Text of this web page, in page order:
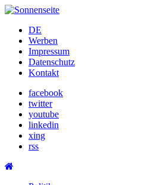
Skip
contentDE
Werben
Impressum
Datenschutz
Kontakt
facebook
twitter
youtube
linkedin
xing
rss